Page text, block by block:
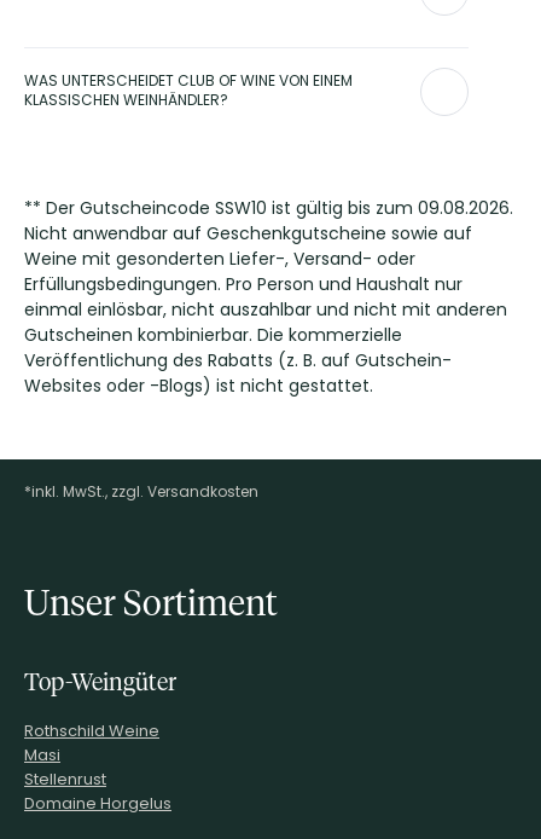
Apulien stammt und von erfahrenen Winzern produziert wird.
Er überzeugt mit intensiver Frucht, weichen Tanninen und
WAS UNTERSCHEIDET CLUB OF WINE VON EINEM
KLASSISCHEN WEINHÄNDLER?
Service.
** Der Gutscheincode SSW10 ist gültig bis zum 09.08.2026.
Nicht anwendbar auf Geschenkgutscheine sowie auf
Weine mit gesonderten Liefer-, Versand- oder
Erfüllungsbedingungen. Pro Person und Haushalt nur
einmal einlösbar, nicht auszahlbar und nicht mit anderen
Gutscheinen kombinierbar. Die kommerzielle
Veröffentlichung des Rabatts (z. B. auf Gutschein-
Websites oder -Blogs) ist nicht gestattet.
Footer-Menü
*inkl. MwSt., zzgl. Versandkosten
Unser Sortiment
Top-Weingüter
Rothschild Weine
Masi
Stellenrust
Domaine Horgelus